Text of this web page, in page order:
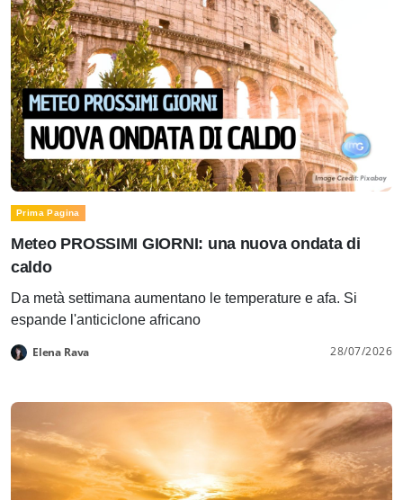
Prima Pagina
Meteo PROSSIMI GIORNI: una nuova ondata di
caldo
Da metà settimana aumentano le temperature e afa. Si
espande l'anticiclone africano
Elena Rava 28/07/2026